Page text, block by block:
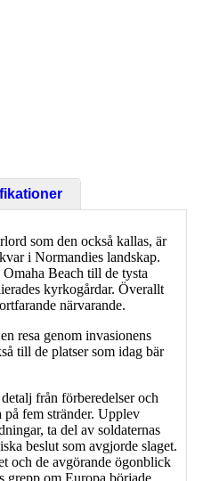
som den också kallas, är
i Normandies landskap.
Beach till de tysta
kyrkogårdar. Överallt
närvarande.
resa genom invasionens
till de platser som idag bär
från förberedelser och
fem stränder. Upplev
ta del av soldaternas
beslut som avgjorde slaget.
och de avgörande ögonblick
grepp om Europa började